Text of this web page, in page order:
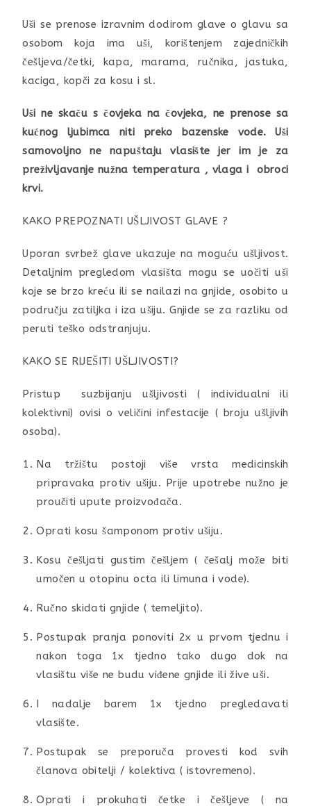
Uši se prenose izravnim dodirom glave o glavu sa
osobom koja ima uši, korištenjem zajedničkih
češljeva/četki, kapa, marama, ručnika, jastuka,
kaciga, kopči za kosu i sl.
Uši ne skaču s čovjeka na čovjeka, ne prenose sa
kućnog ljubimca niti preko bazenske vode.Uši
samovoljno ne napuštaju vlasište jer im je za
preživljavanje nužna temperatura , vlaga i obroci
krvi.
KAKO PREPOZNATI UŠLJIVOST GLAVE ?
Uporan svrbež glave ukazuje na moguću ušljivost.
Detaljnim pregledom vlasišta mogu se uočiti uši
koje se brzo kreću ili se nailazi na gnjide, osobito u
području zatiljka i iza ušiju. Gnjide se za razliku od
peruti teško odstranjuju.
KAKO SE RIJEŠITI UŠLJIVOSTI?
Pristup suzbijanju ušljivosti ( individualni ili
kolektivni) ovisi o veličini infestacije ( broju ušljivih
osoba).
Na tržištu postoji više vrsta medicinskih
pripravaka protiv ušiju. Prije upotrebe nužno je
proučiti upute proizvođača.
Oprati kosu šamponom protiv ušiju.
Kosu češljati gustim češljem ( češalj može biti
umočen u otopinu octa ili limuna i vode).
Ručno skidati gnjide ( temeljito).
Postupak pranja ponoviti 2x u prvom tjednu i
nakon toga 1x tjedno tako dugo dok na
vlasištu više ne budu viđene gnjide ili žive uši.
I nadalje barem 1x tjedno pregledavati
vlasište.
Postupak se preporuča provesti kod svih
članova obitelji / kolektiva ( istovremeno).
Oprati i prokuhati četke i češljeve ( na